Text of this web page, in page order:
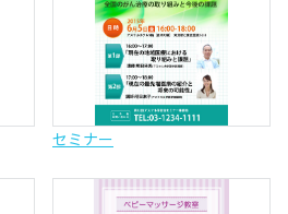
セミナー